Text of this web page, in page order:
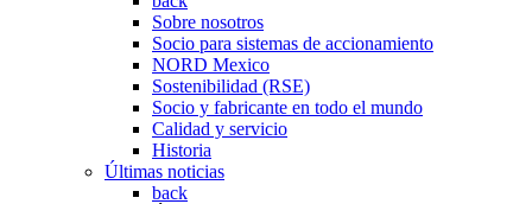
Sobre nosotros
Socio para sistemas de accionamiento
NORD Mexico
Sostenibilidad (RSE)
Socio y fabricante en todo el mundo
Calidad y servicio
Historia
Últimas noticias
back